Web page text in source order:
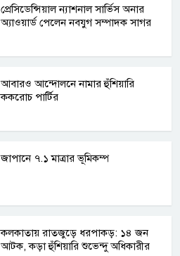
প্রেসিডেন্সিয়াল ন্যাশনাল সার্ভিস অনার
অ্যাওয়ার্ড পেলেন নবযুগ সম্পাদক সাগর
আবারও আন্দোলনে নামার হুঁশিয়ারি
ককরোচ পার্টির
জাপানে ৭.১ মাত্রার ভূমিকম্প
কলকাতায় রাতজুড়ে ধরপাকড়: ১৪ জন
আটক, কড়া হুঁশিয়ারি শুভেন্দু অধিকারীর